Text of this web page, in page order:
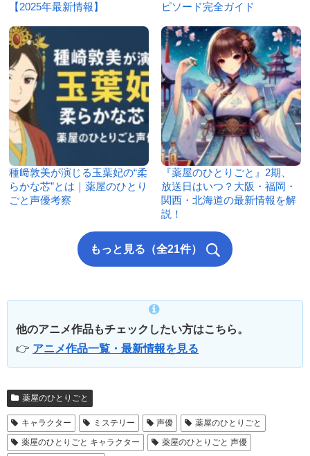
【2025年最新情報】
ピソード完全ガイド
種﨑敦美が演じる玉葉妃の“柔
らかな芯”とは｜薬屋のひとり
ごと声優考察
『薬屋のひとりごと』2期、
放送日はいつ？大阪・福岡・
関西・北海道の最新情報を解
説！
もっと見る（全21件）
他のアニメ作品もチェックしたい方はこちら。
👉 アニメ作品一覧・最新情報を見る
薬屋のひとりごと
キャラクター ミステリー 声優
薬屋のひとりごと
薬屋のひとりごと キャラクター
薬屋のひとりごと 声優